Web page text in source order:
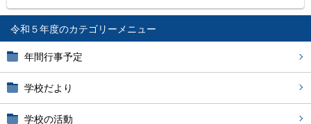
令和５年度
年間行事予定
学校だより
学校の活動